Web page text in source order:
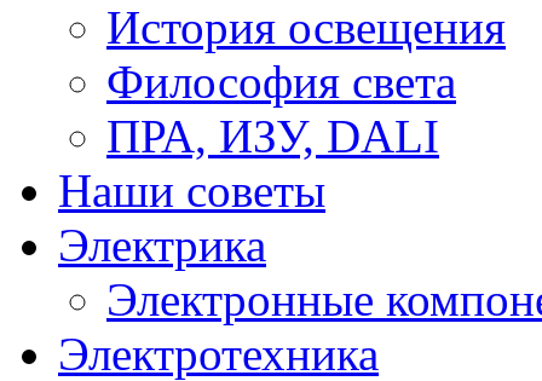
История освещения
Философия света
ПРА, ИЗУ, DALI
Наши советы
Электрика
Электронные
Электротехника